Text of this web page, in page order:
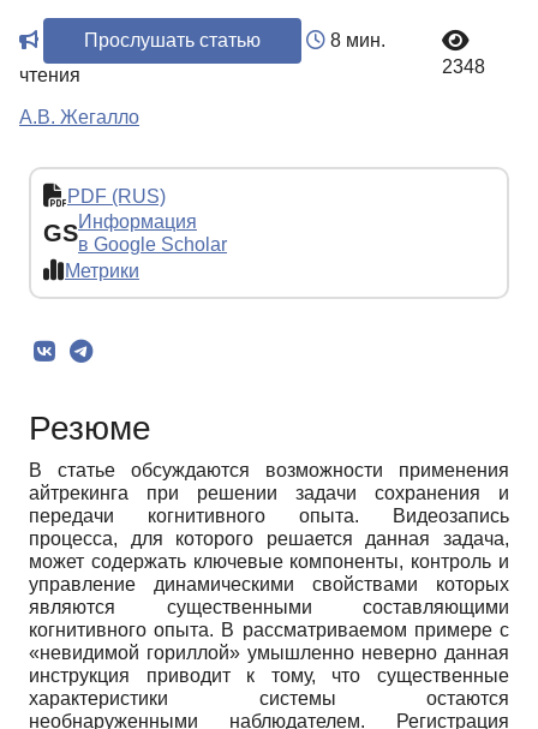
Прослушать статью
8 мин.
чтения
2348
А.В. Жегалло
PDF (RUS)
GSИнформация
в Google Scholar
Метрики
Резюме
В статье обсуждаются возможности применения
айтрекинга при решении задачи сохранения и
передачи когнитивного опыта. Видеозапись
процесса, для которого решается данная задача,
может содержать ключевые компоненты, контроль и
управление динамическими свойствами которых
являются существенными составляющими
когнитивного опыта. В рассматриваемом примере с
«невидимой гориллой» умышленно неверно данная
инструкция приводит к тому, что существенные
характеристики системы остаются
необнаруженными наблюдателем. Регистрация